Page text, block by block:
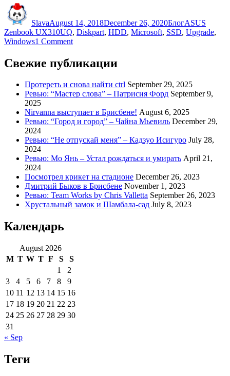
HDD
на
SlavaAugust 14, 2018December 26, 2020БлогASUS
Zenbook UX310UQ, Diskpart, HDD, Microsoft, SSD, Upgrade,
Windows1 Commenton
10
HDD
на
Свежие публикации
Протереть и снова найти ctrl September 29, 2025
Ревью: “Мастер слова” – Патрисия Форд September 9,
2025
Nirvanna выступает в Брисбене! August 6, 2025
Ревью: “Город и город” – Чайна Мьевиль December 29,
2024
Ревью: “Не отпускай меня” – Кадзуо Исигуро July 28,
2024
Ревью: Мо Янь – Устал рождаться и умирать April 21,
2024
Посмотрел крикет на стадионе December 26, 2023
Дмитрий Быков в Брисбене November 1, 2023
Ревью: Team Works by Chris Valletta September 26, 2023
Хрустальный замок и Шамбала-сад July 8, 2023
Календарь
August 2026
M T W T F S
S
1
2
3
4 5 6 7 8
9
10 11 12 13 14 15 16
17 18 19 20 21 22 23
24 25 26 27 28 29 30
31
« Sep
Теги